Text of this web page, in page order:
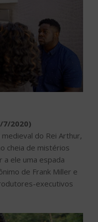
7/2020)
do Rei Arthur,
cheia de mistérios
ele uma espada
de Frank Miller e
executivos